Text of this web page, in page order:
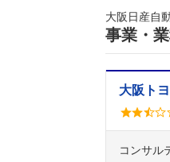
大阪日産自
事業・
大阪ト
コンサル